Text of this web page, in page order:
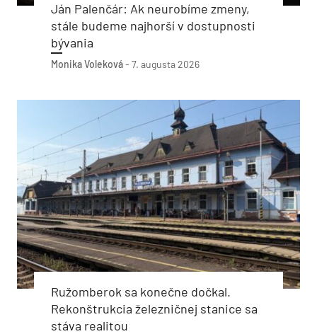
Ján Palenčár: Ak neurobíme zmeny,
stále budeme najhorší v dostupnosti
bývania
Monika Voleková- 7. augusta 2026
Ružomberok sa konečne dočkal.
Rekonštrukcia železničnej stanice sa
stáva realitou